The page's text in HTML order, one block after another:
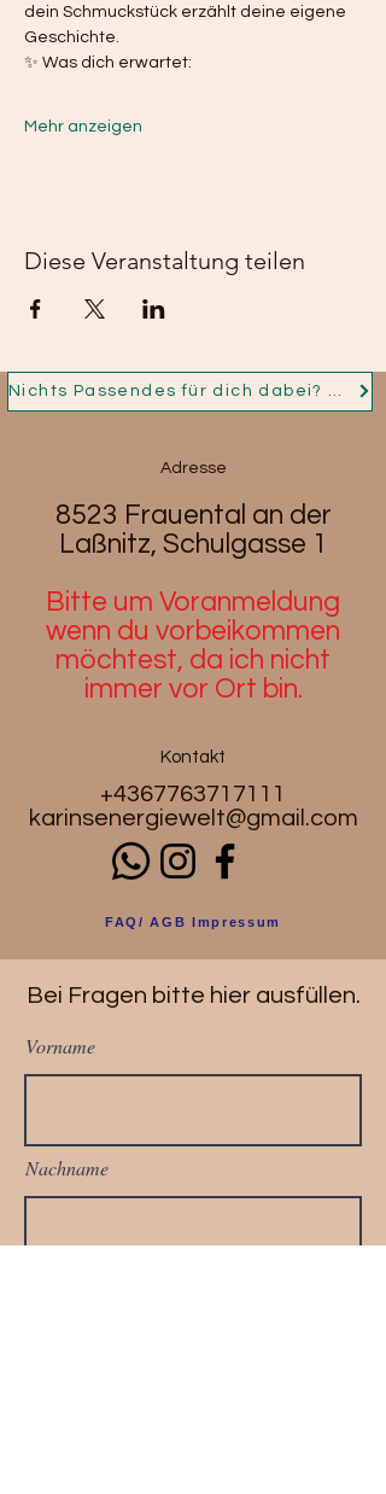
dein Schmuckstück erzählt deine eigene
Geschichte.
✨ Was dich erwartet:
Mehr anzeigen
Diese Veranstaltung teilen
Nichts Passendes für dich dabei? Dann nimm jetzt Kontakt auf und ich fertige für dich dein Persönliches Schmuckstück!
Adresse
8523 Frauental an der
Laßnitz, Schulgasse 1
Bitte um Voranmeldung
wenn du vorbeikommen
möchtest, da ich nicht
immer vor Ort bin.
Kontakt
+4367763717111
karinsenergiewelt@gmail.com
FAQ/ AGB Impressum
Bei Fragen bitte hier ausfüllen.
Vorname
Nachname